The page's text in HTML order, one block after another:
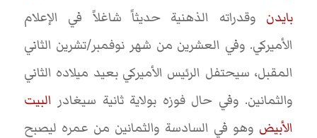
بايدن وقدراته الذهنية حديثاً شاغلاً في الإعلام
الأميركي. وفي العشرين من شهر نوفمبر/تشرين الثاني
المقبل، سيحتفل الرئيس الأميركي بعيد ميلاده الثاني
والثمانين. وفي حال فوزه بولاية ثانية سيغادر البيت
الأبيض وهو في السادسة والثمانين من عمره ليصبح